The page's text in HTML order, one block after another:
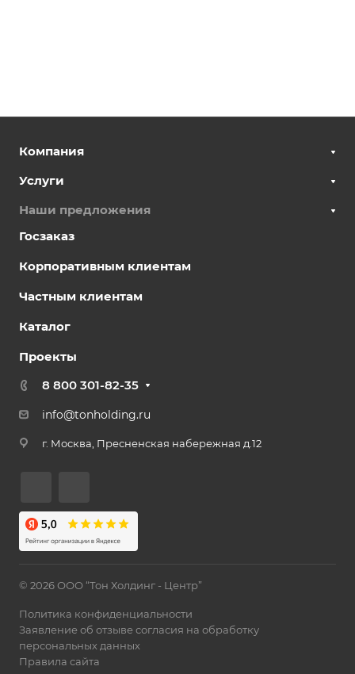
Компания
Услуги
Наши предложения
Госзаказ
Корпоративным клиентам
Частным клиентам
Каталог
Проекты
8 800 301-82-35
info@tonholding.ru
г. Москва, Пресненская набережная д.12
© 2026 ООО “Тон Холдинг - Центр”
Политика конфиденциальности
Заявление об отзыве согласия на обработку
персональных данных
Правила сайта